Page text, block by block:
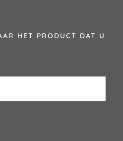
HET PRODUCT DAT U